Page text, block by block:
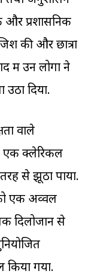
और प्रशासनिक
की और छात्रों
में उन लोगों ने
दिया.
वाले
एक क्लेरिकल
से झूठा पाया.
एक अव्वल
दिलोजान से
गया.